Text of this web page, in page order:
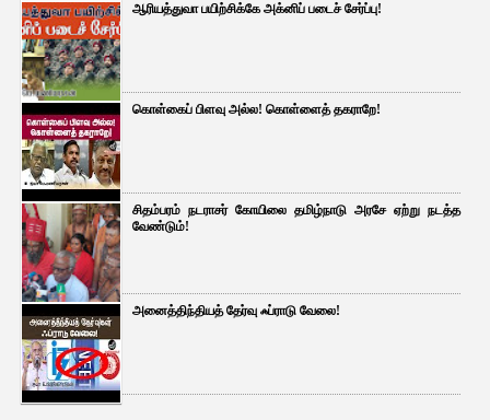
ஆரியத்துவா பயிற்சிக்கே அக்னிப் படைச் சேர்ப்பு!
கொள்கைப் பிளவு அல்ல! கொள்ளைத் தகராறே!
சிதம்பரம் நடராசர் கோயிலை தமிழ்நாடு அரசே ஏற்று நடத்த
வேண்டும்!
அனைத்திந்தியத் தேர்வு ஃப்ராடு வேலை!